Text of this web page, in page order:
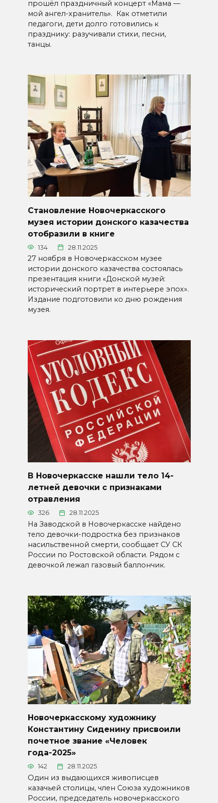
прошёл праздничный концерт «Мама —
мой ангел-хранитель». Как отметили
педагоги, дети долго готовились к
празднику: разучивали стихи, песни,
танцы.
Становление Новочеркасского
музея истории донского казачества
отобразили в книге
134 28.11.2025
27 ноября в Новочеркасском музее
истории донского казачества состоялась
презентация книги «Донской музей:
исторический портрет в интерьере эпох».
Издание подготовили ко дню рождения
музея.
В Новочеркасске нашли тело 14-
летней девочки с признаками
отравления
326 28.11.2025
На Заводской в Новочеркасске найдено
тело девочки-подростка без признаков
насильственной смерти, сообщает СУ СК
России по Ростовской области. Рядом с
девочкой лежал газовый баллончик.
Новочеркасскому художнику
Константину Сиденину присвоили
почетное звание «Человек
года-2025»
142 28.11.2025
Один из выдающихся живописцев
казачьей столицы, член Союза художников
России, председатель новочеркасского